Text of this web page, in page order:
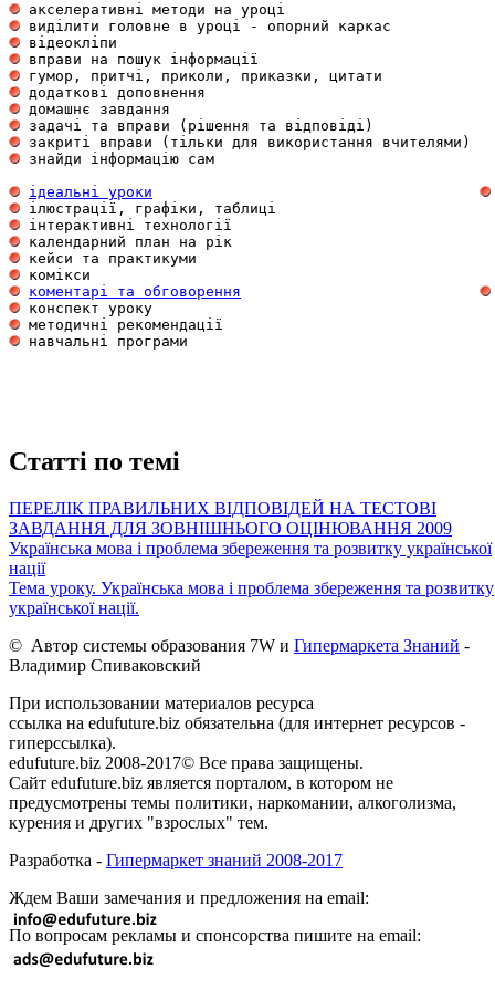
акселеративні методи на
виділити головне в уроці - опорний
вправи на пошук
гумор, притчі, приколи, приказки,
додаткові
домашнє
задачі та вправи (рішення та
закриті вправи (тільки для використання
знайди інформацію
ідеальні уроки
ілюстрації, графіки,
інтерактивні
календарний план на
кейси та
коментарі та обговорення
конспект
методичні
навчальні
Статті по темі
ПЕРЕЛІК ПРАВИЛЬНИХ ВІДПОВІДЕЙ НА ТЕСТОВІ
ЗАВДАННЯ ДЛЯ ЗОВНІШНЬОГО ОЦІНЮВАННЯ 2009
Українська мова і проблема збереження та розвитку української
нації
Тема уроку. Українська мова і проблема збереження та розвитку
української нації.
© Автор системы образования 7W и Гипермаркета Знаний -
Владимир Спиваковский
При использовании материалов ресурса
ссылка на edufuture.biz обязательна (для интернет ресурсов -
гиперссылка).
edufuture.biz 2008-2017© Все права защищены.
Сайт edufuture.biz является порталом, в котором не
предусмотрены темы политики, наркомании, алкоголизма,
курения и других "взрослых" тем.
Разработка - Гипермаркет знаний 2008-2017
Ждем Ваши замечания и предложения на email:
По вопросам рекламы и спонсорства пишите на email: